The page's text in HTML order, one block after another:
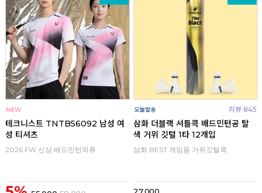
테크니스트 TNTB56092 남성 여
성 티셔츠
2026 FW 신상 배드민턴의류
리뷰 845
삼화 더블랙 셔틀콕 배드민턴공 탈
색 거위 깃털 1타 12개입
삼화 BEST 게임용 거위깃털콕
27,000